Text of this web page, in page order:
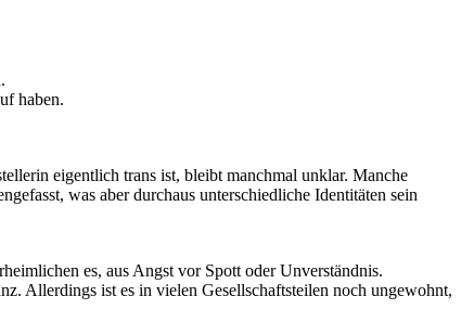
haben.
eigentlich trans ist, bleibt manchmal unklar. Manche
was aber durchaus unterschiedliche Identitäten sein
es, aus Angst vor Spott oder Unverständnis.
Allerdings ist es in vielen Gesellschaftsteilen noch ungewohnt,